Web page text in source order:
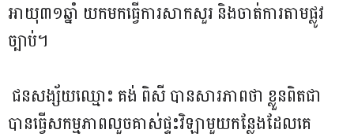
អាយុ៣១ឆ្នាំ យកមកធ្វើការសាកសួរ និងចាត់ការតាមផ្លូវ
ច្បាប់។
ជនសង្ស័យឈ្មោះ គង់ ពិសី បានសារភាពថា ខ្លួនពិតជា
បានធ្វើសកម្មភាពលួចគាស់ផ្ទះវិឡាមួយកន្លែងដែលគេ